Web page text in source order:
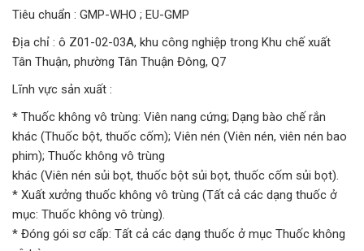
Tiêu chuẩn : GMP-WHO ; EU-GMP
Địa chỉ : ô Z01-02-03A, khu công nghiệp trong Khu chế xuất
Tân Thuận, phường Tân Thuận Đông, Q7
Lĩnh vực sản xuất :
* Thuốc không vô trùng: Viên nang cứng; Dạng bào chế rắn
khác (Thuốc bột, thuốc cốm); Viên nén (Viên nén, viên nén bao
phim); Thuốc không vô trùng
khác (Viên nén sủi bọt, thuốc bột sủi bọt, thuốc cốm sủi bọt).
* Xuất xưởng thuốc không vô trùng (Tất cả các dạng thuốc ở
mục: Thuốc không vô trùng).
* Đóng gói sơ cấp: Tất cả các dạng thuốc ở mục Thuốc không